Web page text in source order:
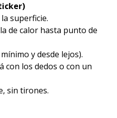
superficie.
de calor hasta punto de
y desde lejos).
con los dedos o con un
sin tirones.